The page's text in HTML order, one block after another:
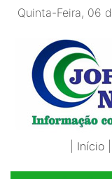
Quinta-Feira, 06
Início